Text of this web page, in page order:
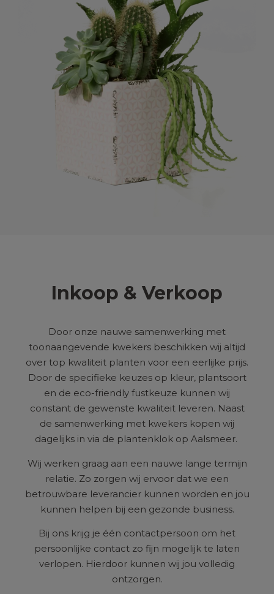
Inkoop & Verkoop
Door onze nauwe samenwerking met
toonaangevende kwekers beschikken wij altijd
over top kwaliteit planten voor een eerlijke prijs.
Door de specifieke keuzes op kleur, plantsoort
en de eco-friendly fustkeuze kunnen wij
constant de gewenste kwaliteit leveren. Naast
de samenwerking met kwekers kopen wij
dagelijks in via de plantenklok op Aalsmeer.
Wij werken graag aan een nauwe lange termijn
relatie. Zo zorgen wij ervoor dat we een
betrouwbare leverancier kunnen worden en jou
kunnen helpen bij een gezonde business.
Bij ons krijg je één contactpersoon om het
persoonlijke contact zo fijn mogelijk te laten
verlopen. Hierdoor kunnen wij jou volledig
ontzorgen.